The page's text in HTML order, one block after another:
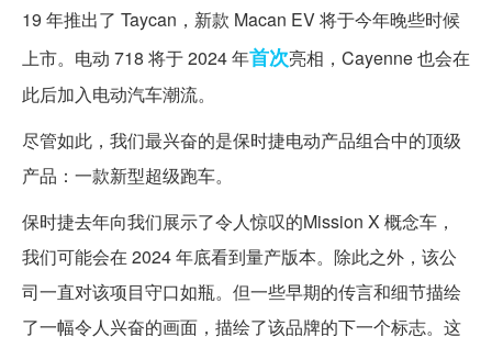
19 年推出了 Taycan，新款 Macan EV 将于今年晚些时候
上市。电动 718 将于 2024 年首次亮相，Cayenne 也会在
此后加入电动汽车潮流。
尽管如此，我们最兴奋的是保时捷电动产品组合中的顶级
产品：一款新型超级跑车。
保时捷去年向我们展示了令人惊叹的Mission X 概念车，
我们可能会在 2024 年底看到量产版本。除此之外，该公
司一直对该项目守口如瓶。但一些早期的传言和细节描绘
了一幅令人兴奋的画面，描绘了该品牌的下一个标志。这